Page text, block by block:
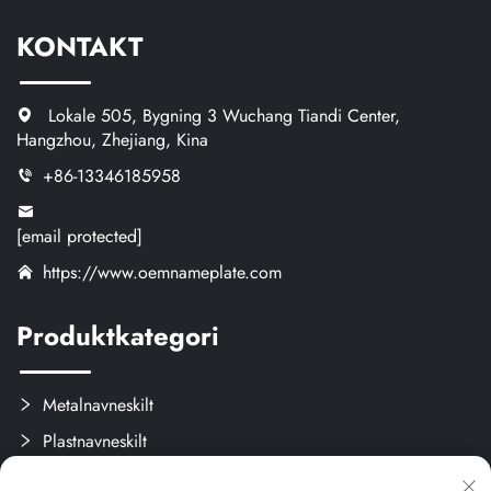
KONTAKT
Lokale 505, Bygning 3 Wuchang Tiandi Center,
Hangzhou, Zhejiang, Kina
+86-13346185958
[email protected]
https://www.oemnameplate.com
Produktkategori
Metalnavneskilt
Plastnavneskilt